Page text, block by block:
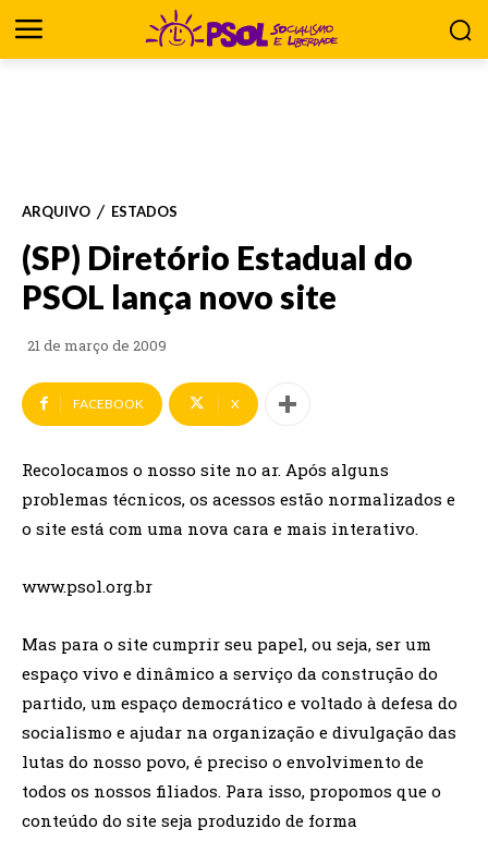
ARQUIVO ESTADOS
(SP) Diretório Estadual do
PSOL lança novo site
21 de março de 2009
FACEBOOK X
Recolocamos o nosso site no ar. Após alguns
problemas técnicos, os acessos estão normalizados e
o site está com uma nova cara e mais interativo.
www.psol.org.br
Mas para o site cumprir seu papel, ou seja, ser um
espaço vivo e dinâmico a serviço da construção do
partido, um espaço democrático e voltado à defesa do
socialismo e ajudar na organização e divulgação das
lutas do nosso povo, é preciso o envolvimento de
todos os nossos filiados. Para isso, propomos que o
conteúdo do site seja produzido de forma